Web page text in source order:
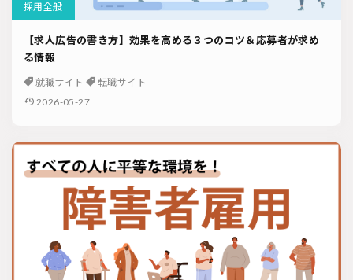
採用全般
【求人広告の書き方】効果を高める３つのコツ＆応募者が求め
る情報
就職サイト
転職サイト
2026-05-27